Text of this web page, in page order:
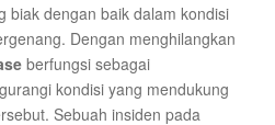
biak dengan baik dalam kondisi
Dengan menghilangkan
berfungsi sebagai
kondisi yang mendukung
Sebuah insiden pada